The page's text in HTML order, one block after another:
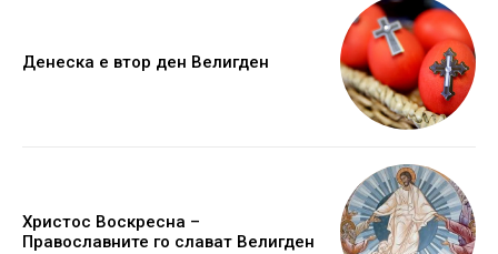
Денеска е втор ден Велигден
Христос Воскресна –
Православните го слават Велигден